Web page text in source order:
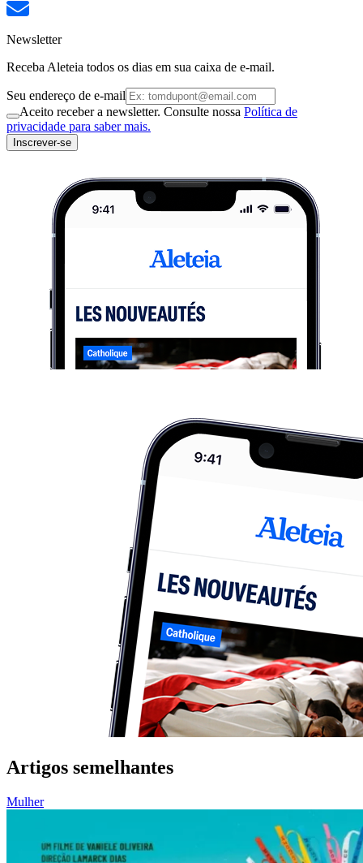
Newsletter
Receba Aleteia todos os dias em sua caixa de e-mail.
Seu endereço de e-mail
Aceito receber a newsletter. Consulte nossa Política de
privacidade para saber mais.
Inscrever-se
Artigos semelhantes
Mulher